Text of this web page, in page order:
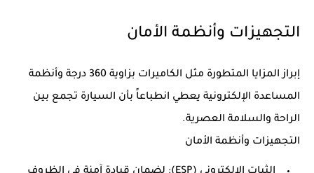
التجهيزات وأنظمة الأمان
إبراز المزايا المتطورة مثل الكاميرات بزاوية 360 درجة وأنظمة
المساعدة الإلكترونية يعطي انطباعاً بأن السيارة تجمع بين
الراحة والسلامة العصرية.
التجهيزات وأنظمة الأمان